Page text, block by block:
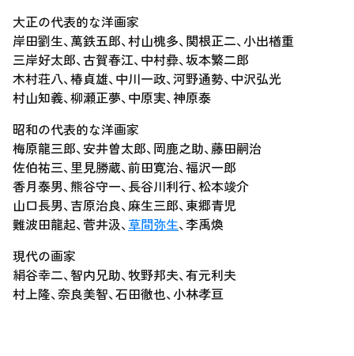
大正の代表的な洋画家
岸田劉生、萬鉄五郎、村山槐多、関根正二、小出楢重
三岸好太郎、古賀春江、中村彜、坂本繁二郎
木村荘八、椿貞雄、中川一政、河野通勢、中沢弘光
村山知義、柳瀬正夢、中原実、神原泰
昭和の代表的な洋画家
梅原龍三郎、安井曽太郎、岡鹿之助、藤田嗣治
佐伯祐三、里見勝蔵、前田寛治、福沢一郎
香月泰男、熊谷守一、長谷川利行、松本竣介
山口長男、吉原治良、麻生三郎、東郷青児
難波田龍起、菅井汲、草間弥生、李禹煥
現代の画家
絹谷幸二、智内兄助、牧野邦夫、有元利夫
村上隆、奈良美智、石田徹也、小林孝亘